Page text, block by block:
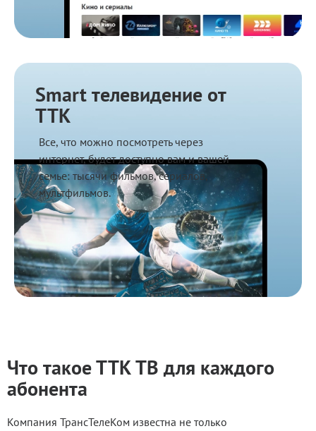
Smart телевидение от
ТТК
Все, что можно посмотреть через
интернет, будет доступно вам и вашей
семье: тысячи фильмов, сериалов,
мультфильмов.
Что такое ТТК ТВ для каждого
абонента
Компания ТрансТелеКом известна не только